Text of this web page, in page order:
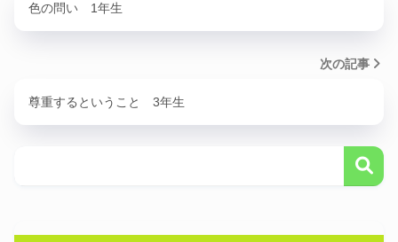
色の問い 1年生
次の記事
尊重するということ 3年生